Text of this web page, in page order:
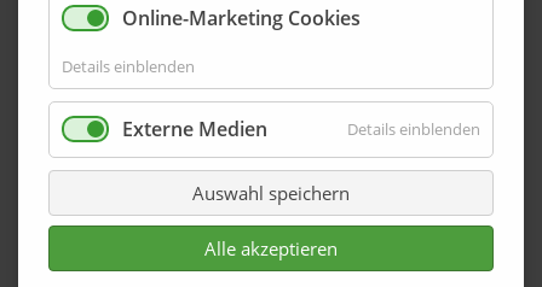
Endabschlussblech EAS-G80-13-DK-F
Passgenau gelasertes pulverbeschichtetes
Endabschlussblech EAS-G80-13-DK-F aus Aluminium mit
Farboberfläche für den Profilabschluss. Das
Endabschlussblech – passend zur Farbe der Sockelleiste –
wird durch Ankleben am Profilende aufgebracht und sorgt
so für einen sauberen Abschluss. Informationen zur
Montage der Endabschlussbleche finden Sie im
Montagehinweis: Montage der Endabschlussbleche.
Online-Marketing Cookies
Details einblenden
Externe Medien Details einblenden
Auswahl speichern
Alle akzeptieren